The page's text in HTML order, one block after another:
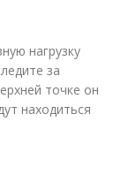
нагрузку
за
точке он
находиться